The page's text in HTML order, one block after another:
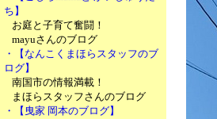
ち】
お庭と子育て奮闘！
mayuさんのブログ
・【なんこくまほらスタッフのブ
ログ】
南国市の情報満載！
まほらスタッフさんのブログ
・【曳家 岡本のブログ】